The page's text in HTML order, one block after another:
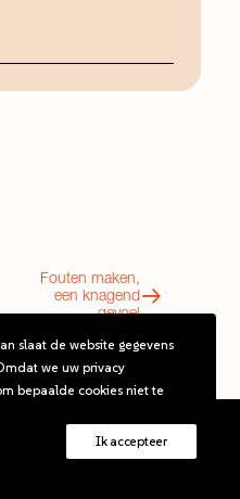
Fouten maken,
een knagend
gevoel
rechten voorbehouden.
slaat de website gegevens
we uw privacy
bepaalde cookies niet te
Ik accepteer